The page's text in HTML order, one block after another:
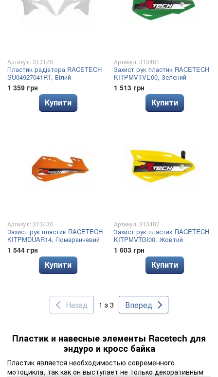
Артикул: 313120
Пластик радіатора RACETECH
SU04927041RT, Білий
1 359 грн
Купити
Артикул: 313481
Захист рук пластик RACETECH
KITPMVTVE00, Зелений
1 513 грн
Купити
Артикул: 313430
Захист рук пластик RACETECH
KITPMDUAR14, Помаранчевий
1 544 грн
Купити
Артикул: 313482
Захист рук пластик RACETECH
KITPMVTGI00, Жовтий
1 603 грн
Купити
Назад 1 з 3 Вперед
Пластик и навесные элементы Racetech для
эндуро и кросс байка
Пластик является необходимостью современного
мотоцикла, так как он выступает не только декоративным